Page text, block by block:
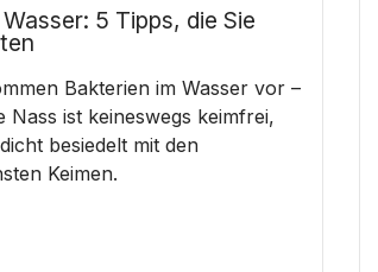
5 Tipps, die Sie
Bakterien im Wasser vor –
Nass ist keineswegs keimfrei,
besiedelt mit den
Keimen.